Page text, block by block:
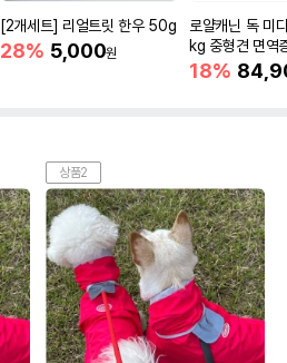
[2개세트] 리얼트릿 한우 50g
28% 5,000원
로얄캐닌 독 미
kg 중형견 면역
18%
상품2